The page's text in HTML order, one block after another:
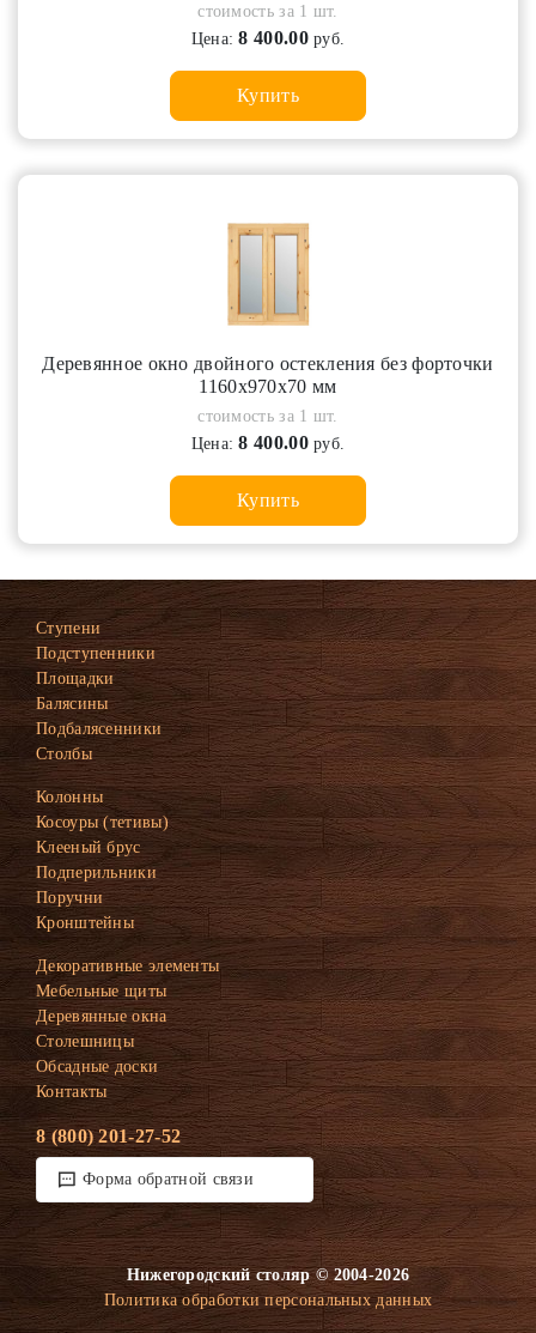
стоимость за 1 шт.
Цена:8 400.00руб.
Купить
Деревянное окно двойного остекления без форточки
1160х970х70 мм
стоимость за 1 шт.
Цена:8 400.00руб.
Купить
Ступени
Подступенники
Площадки
Балясины
Подбалясенники
Столбы
Колонны
Косоуры (тетивы)
Клееный брус
Подперильники
Поручни
Кронштейны
Декоративные элементы
Мебельные щиты
Деревянные окна
Столешницы
Обсадные доски
Контакты
8 (800) 201-27-52
Форма обратной связи
Нижегородский столяр © 2004-2026
Политика обработки персональных данных